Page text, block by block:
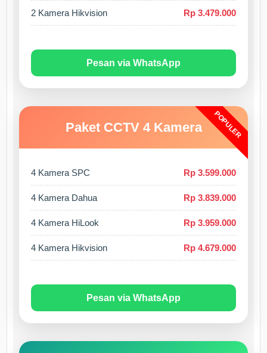
2 Kamera Hikvision Rp 3.479.000
Pesan via WhatsApp
POPULER
Paket CCTV 4 Kamera
4 Kamera SPC Rp 3.599.000
4 Kamera Dahua Rp 3.839.000
4 Kamera HiLook Rp 3.959.000
4 Kamera Hikvision Rp 4.679.000
Pesan via WhatsApp